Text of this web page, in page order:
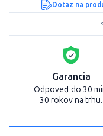
Dotaz na
Garancia
Odpoveď do 30
30 rokov na trhu.